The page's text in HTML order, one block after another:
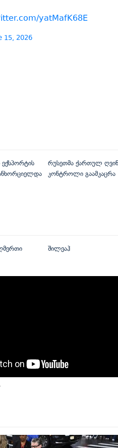
yatMafK68E
15, 2026
რუსეთმა ქართულ
კონტროლი გაამკაცრა
შილეაჰ